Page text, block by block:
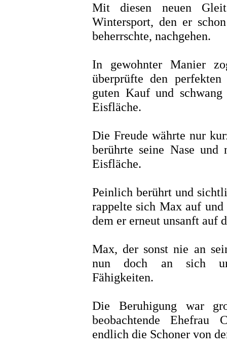
Mit diesen neuen
Wintersport, den er
beherrschte, nachgehen.
In gewohnter Manier
überprüfte den
guten Kauf und
Eisfläche.
Die Freude währte nur
berührte seine Nase
Eisfläche.
Peinlich berührt und
rappelte sich Max auf
dem er erneut unsanft auf
Max, der sonst nie an
nun doch an sich
Fähigkeiten.
Die Beruhigung war
beobachtende Ehefrau
endlich die Schoner von